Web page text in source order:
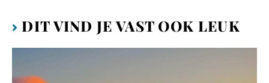
DIT VIND JE VAST OOK LEUK